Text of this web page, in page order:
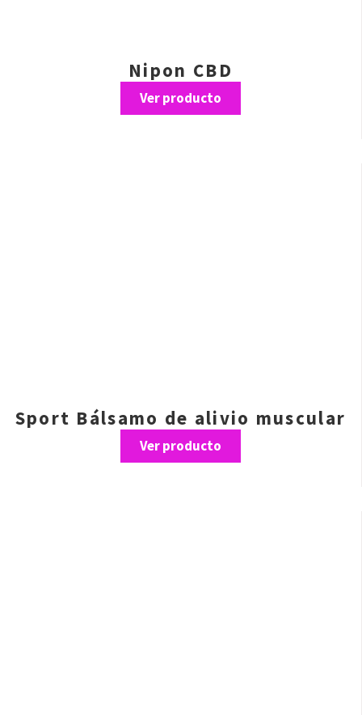
Nipon CBD
Ver producto
Sport Bálsamo de alivio muscular
Ver producto